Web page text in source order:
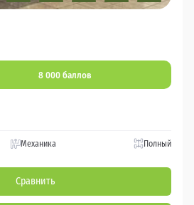
8 000 баллов
Механика Полный
Сравнить